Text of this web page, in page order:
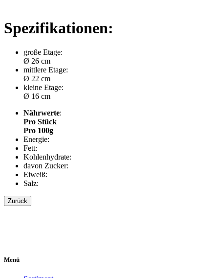
Spezifikationen:
große Etage:
Ø 26 cm
mittlere Etage:
Ø 22 cm
kleine Etage:
Ø 16 cm
Nährwerte:
Pro Stück
Pro 100g
Energie:
Fett:
Kohlenhydrate:
davon Zucker:
Eiweiß:
Salz:
Zurück
Menü